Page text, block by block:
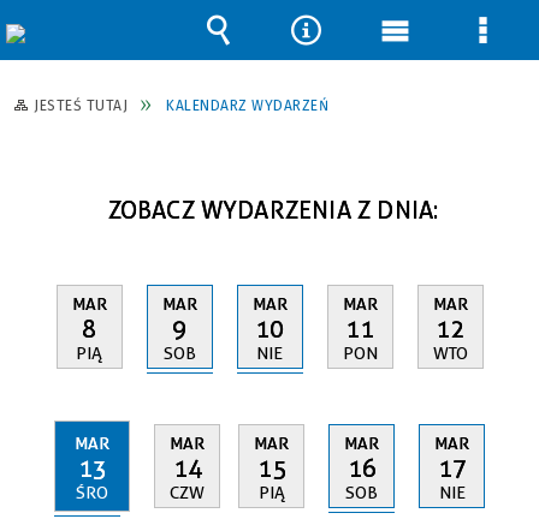
JESTEŚ TUTAJ KALENDARZ WYDARZEŃ
ZOBACZ WYDARZENIA Z DNIA:
MAR
8
PIĄ
MAR
9
SOB
MAR
10
NIE
MAR
11
PON
MAR
12
WTO
MAR
13
ŚRO
MAR
14
CZW
MAR
15
PIĄ
MAR
16
SOB
MAR
17
NIE
Wyszukiwarka
Narzędzia
Menu Menu